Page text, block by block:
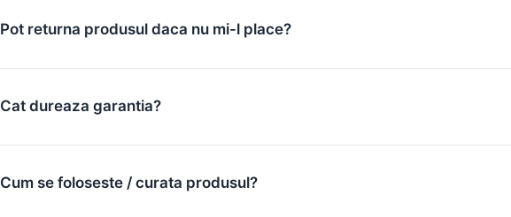
Pot returna produsul daca nu mi-l place?
Cat dureaza garantia?
Cum se foloseste / curata produsul?